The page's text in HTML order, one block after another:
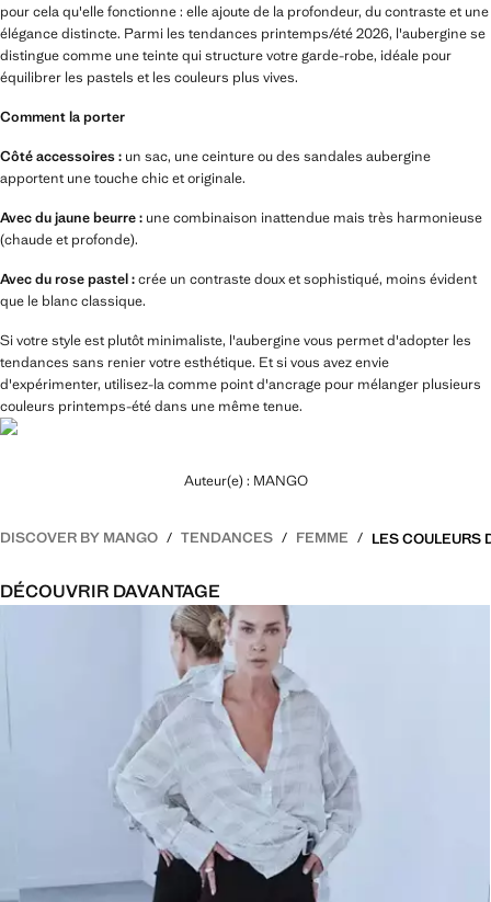
pour cela qu'elle fonctionne : elle ajoute de la profondeur, du contraste et une
élégance distincte. Parmi les tendances printemps/été 2026, l'aubergine se
distingue comme une teinte qui structure votre garde-robe, idéale pour
équilibrer les pastels et les couleurs plus vives.
Comment la porter
Côté accessoires : un sac, une ceinture ou des sandales aubergine
apportent une touche chic et originale.
Avec du jaune beurre : une combinaison inattendue mais très harmonieuse
(chaude et profonde).
Avec du rose pastel :crée un contraste doux et sophistiqué, moins évident
que le blanc classique.
Si votre style est plutôt minimaliste, l'aubergine vous permet d'adopter les
tendances sans renier votre esthétique. Et si vous avez envie
d'expérimenter, utilisez-la comme point d'ancrage pour mélanger plusieurs
couleurs printemps-été dans une même tenue.
Auteur(e) : MANGO
DISCOVER BY MANGO TENDANCES FEMME
DÉCOUVRIR DAVANTAGE